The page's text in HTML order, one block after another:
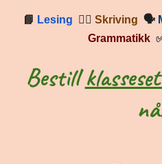
📘 Lesing ✍🏼 Skriving 🗣
Grammatikk
Bestill